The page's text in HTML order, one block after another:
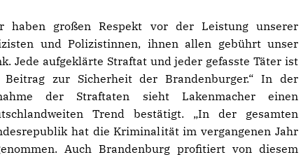
haben großen Respekt vor der Leistung unserer
und Polizistinnen, ihnen allen gebührt unser
Jede aufgeklärte Straftat und jeder gefasste Täter ist
Beitrag zur Sicherheit der Brandenburger.“ In der
der Straftaten sieht Lakenmacher einen
Trend bestätigt. „In der gesamten
hat die Kriminalität im vergangenen Jahr
Auch Brandenburg profitiert von diesem